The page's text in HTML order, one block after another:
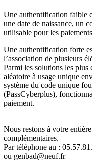
Une authentification faible
une date de naissance, un
utilisable pour les
Une authentification forte
l’association de plusieurs
Parmi les solutions les plus
aléatoire à usage unique
système du code unique
(PassCyberplus),
paiement.
Nous restons à votre
complémentaires.
Par téléphone au :
ou genbad@neuf.fr